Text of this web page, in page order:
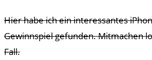
Hier habe ich ein interessantes
Gewinnspiel gefunden. Mitmachen
Fall.